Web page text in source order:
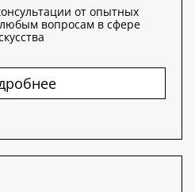
от опытных
любым вопросам в сфере